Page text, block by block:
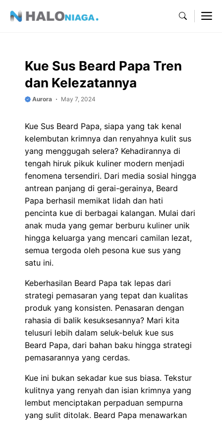
Kue Sus Beard Papa Tren
dan Kelezatannya
Aurora May 7, 2024
Kue Sus Beard Papa, siapa yang tak kenal
kelembutan krimnya dan renyahnya kulit sus
yang menggugah selera? Kehadirannya di
tengah hiruk pikuk kuliner modern menjadi
fenomena tersendiri. Dari media sosial hingga
antrean panjang di gerai-gerainya, Beard
Papa berhasil memikat lidah dan hati
pencinta kue di berbagai kalangan. Mulai dari
anak muda yang gemar berburu kuliner unik
hingga keluarga yang mencari camilan lezat,
semua tergoda oleh pesona kue sus yang
satu ini.
Keberhasilan Beard Papa tak lepas dari
strategi pemasaran yang tepat dan kualitas
produk yang konsisten. Penasaran dengan
rahasia di balik kesuksesannya? Mari kita
telusuri lebih dalam seluk-beluk kue sus
Beard Papa, dari bahan baku hingga strategi
pemasarannya yang cerdas.
Kue ini bukan sekadar kue sus biasa. Tekstur
kulitnya yang renyah dan isian krimnya yang
lembut menciptakan perpaduan sempurna
yang sulit ditolak. Beard Papa menawarkan